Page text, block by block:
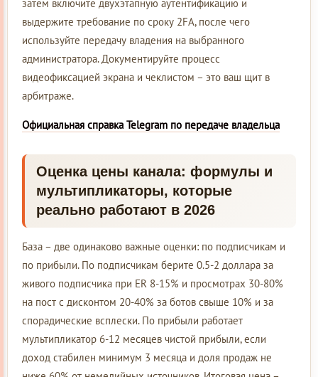
затем включите двухэтапную аутентификацию и
выдержите требование по сроку 2FA, после чего
используйте передачу владения на выбранного
администратора. Документируйте процесс
видеофиксацией экрана и чеклистом – это ваш щит в
арбитраже.
Официальная справка Telegram по передаче владельца
Оценка цены канала: формулы и
мультипликаторы, которые
реально работают в 2026
База – две одинаково важные оценки: по подписчикам и
по прибыли. По подписчикам берите 0.5-2 доллара за
живого подписчика при ER 8-15% и просмотрах 30-80%
на пост с дисконтом 20-40% за ботов свыше 10% и за
спорадические всплески. По прибыли работает
мультипликатор 6-12 месяцев чистой прибыли, если
доход стабилен минимум 3 месяца и доля продаж не